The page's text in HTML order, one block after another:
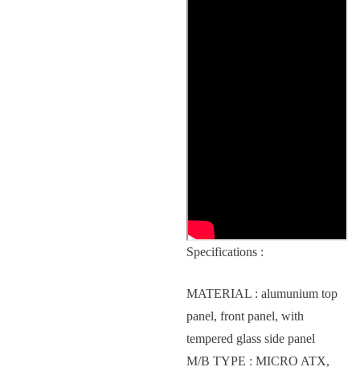
Specifications :
MATERIAL : alumunium top
panel, front panel, with
tempered glass side panel
M/B TYPE : MICRO ATX,